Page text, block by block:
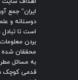
ایران” جمع
دوستانه و
است تا
بردن
محققان شده
به مسائل
قدمی کوچک